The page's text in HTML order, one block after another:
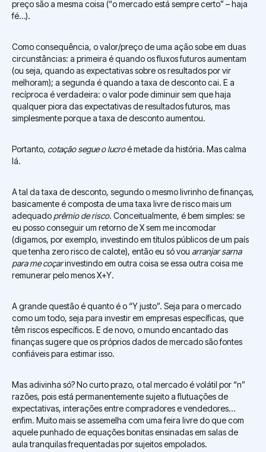
preço são a mesma coisa (“o mercado está sempre certo” – haja
fé…).
Como consequência, o valor/preço de uma ação sobe em duas
circunstâncias: a primeira é quando os fluxos futuros aumentam
(ou seja, quando as expectativas sobre os resultados por vir
melhoram); a segunda é quando a taxa de desconto cai. E a
recíproca é verdadeira: o valor pode diminuir sem que haja
qualquer piora das expectativas de resultados futuros, mas
simplesmente porque a taxa de desconto aumentou.
Portanto, cotação segue o lucroé metade da história. Mas calma
lá.
A tal da taxa de desconto, segundo o mesmo livrinho de finanças,
basicamente é composta de uma taxa livre de risco mais um
adequado prêmio de risco. Conceitualmente, é bem simples: se
eu posso conseguir um retorno de X sem me incomodar
(digamos, por exemplo, investindo em títulos públicos de um país
que tenha zero risco de calote), então eu só vou arranjar sarna
para me coçarinvestindo em outra coisa se essa outra coisa me
remunerar pelo menos X+Y.
A grande questão é quanto é o “Y justo”. Seja para o mercado
como um todo, seja para investir em empresas específicas, que
têm riscos específicos. E de novo, o mundo encantado das
finanças sugere que os próprios dados de mercado são fontes
confiáveis para estimar isso.
Mas adivinha só? No curto prazo, o tal mercado é volátil por “n”
razões, pois está permanentemente sujeito a flutuações de
expectativas, interações entre compradores e vendedores…
enfim. Muito mais se assemelha com uma feira livre do que com
aquele punhado de equações bonitas ensinadas em salas de
aula tranquilas frequentadas por sujeitos empolados.